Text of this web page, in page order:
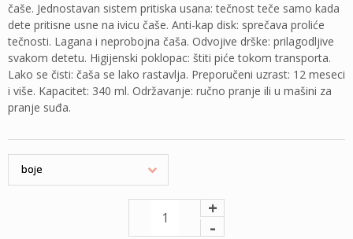
čaše. Jednostavan sistem pritiska usana: tečnost teče samo kada
dete pritisne usne na ivicu čaše. Anti-kap disk: sprečava proliće
tečnosti. Lagana i neprobojna čaša. Odvojive drške: prilagodljive
svakom detetu. Higijenski poklopac: štiti piće tokom transporta.
Lako se čisti: čaša se lako rastavlja. Preporučeni uzrast: 12 meseci
i više. Kapacitet: 340 ml. Održavanje: ručno pranje ili u mašini za
pranje suđa.
+
-